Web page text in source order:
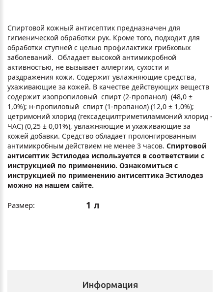
Спиртовой кожный антисептик предназначен для
гигиенической обработки рук. Кроме того, подходит для
обработки ступней с целью профилактики грибковых
заболеваний. Обладает высокой антимикробной
активностью, не вызывает аллергии, сухости и
раздражения кожи. Содержит увлажняющие средства,
ухаживающие за кожей. В качестве действующих веществ
содержит изопропиловый спирт (2-пропанол) (48,0 ±
1,0%); н-пропиловый спирт (1-пропанол) (12,0 ± 1,0%);
цетримоний хлорид (гексадецилтриметиламмоний хлорид -
ЧАС) (0,25 ± 0,01%), увлажняющие и ухаживающие за
кожей добавки. Средство обладает пролонгированным
антимикробным действием не менее 3 часов. Спиртовой
антисептик Эстилодез используется в соответствии с
инструкцией по применению. Ознакомиться с
инструкцией по применению антисептика Эстилодез
можно на нашем сайте.
Размер: 1 л
Информация